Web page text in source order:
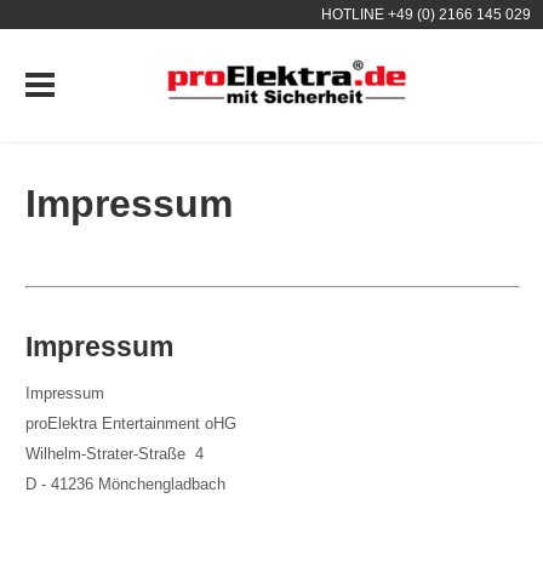
HOTLINE +49 (0) 2166 145 029
Impressum
Impressum
Impressum
proElektra Entertainment oHG
Wilhelm-Strater-Straße 4
D - 41236 Mönchengladbach